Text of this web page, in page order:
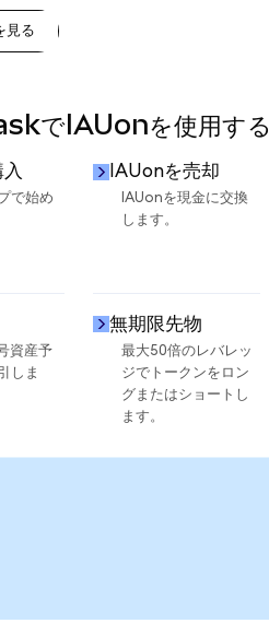
見る
でIAUonを使用す
で始め
IAUonを売却
IAUonを現金に交換
します。
資産予
しま
無期限先物
最大50倍のレバレッ
ジでトークンをロン
グまたはショートし
ます。